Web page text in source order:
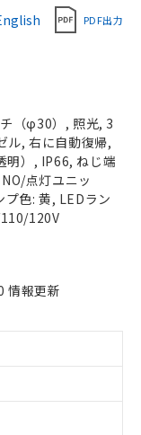
PDF出力
（φ30）, 照光, 3
ル, 右に自動復帰,
明）, IP66, ねじ端
点灯ユニッ
プ色: 黄, LEDラン
120V
情報更新